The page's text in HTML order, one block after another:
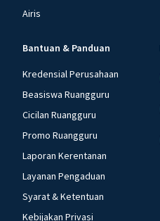
Airis
Bantuan & Panduan
Kredensial Perusahaan
Beasiswa Ruangguru
Cicilan Ruangguru
Promo Ruangguru
Laporan Kerentanan
Layanan Pengaduan
Syarat & Ketentuan
Kebijakan Privasi